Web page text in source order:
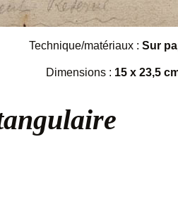
Technique/matériaux : Sur
Dimensions : 15 x 23,5